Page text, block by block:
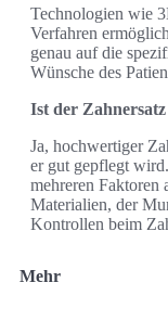
Technologien wie
Verfahren
genau auf die
Wünsche des
Ist der
Ja, hochwertiger
er gut gepflegt
mehreren Faktoren
Materialien, der
Kontrollen beim
Mehr